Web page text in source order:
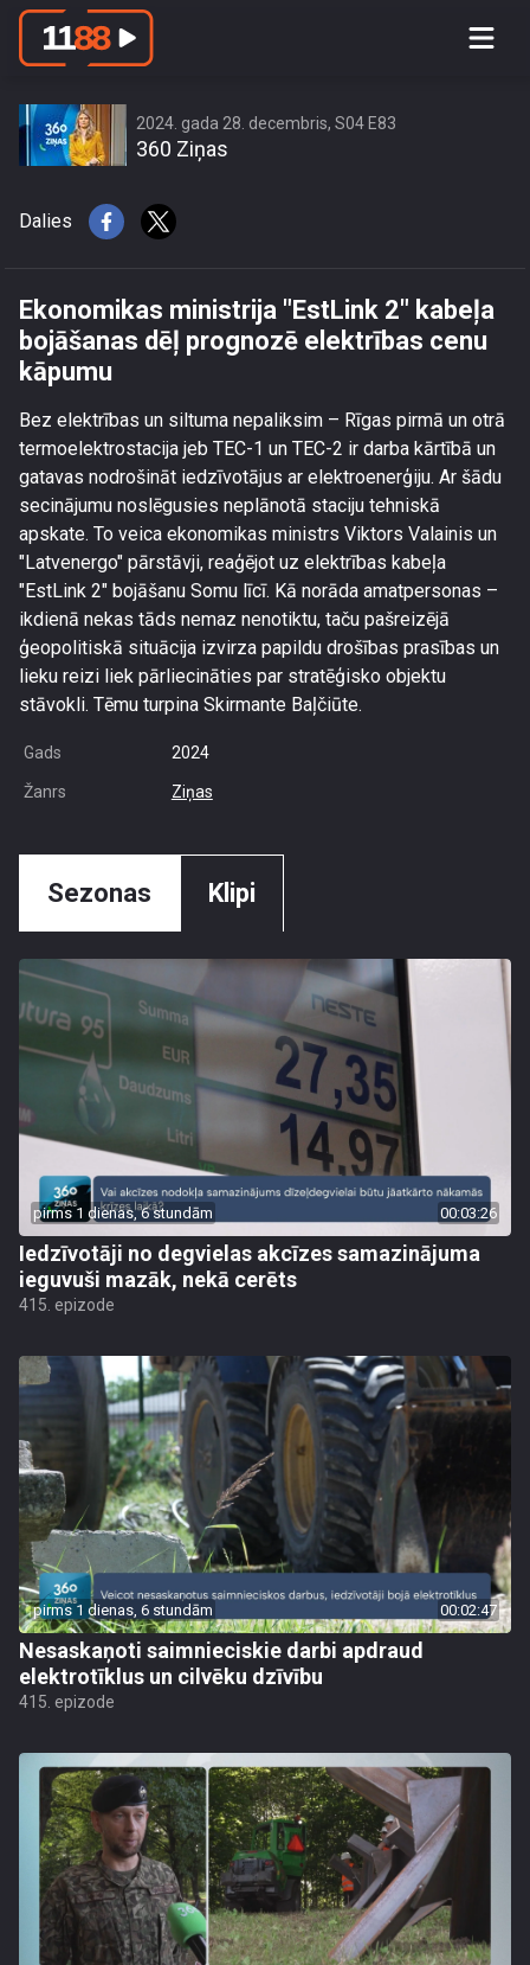
Ekonomikas ministrija \"EstLink 2\"
2024. gada 28. decembris, S04 E83
360 Ziņas
Dalies
Ekonomikas ministrija "EstLink 2" kabeļa
bojāšanas dēļ prognozē elektrības cenu
kāpumu
Bez elektrības un siltuma nepaliksim – Rīgas pirmā un otrā
termoelektrostacija jeb TEC-1 un TEC-2 ir darba kārtībā un
gatavas nodrošināt iedzīvotājus ar elektroenerģiju. Ar šādu
secinājumu noslēgusies neplānotā staciju tehniskā
apskate. To veica ekonomikas ministrs Viktors Valainis un
"Latvenergo" pārstāvji, reaģējot uz elektrības kabeļa
"EstLink 2" bojāšanu Somu līcī. Kā norāda amatpersonas –
ikdienā nekas tāds nemaz nenotiktu, taču pašreizējā
ģeopolitiskā situācija izvirza papildu drošības prasības un
lieku reizi liek pārliecināties par stratēģisko objektu
stāvokli. Tēmu turpina Skirmante Baļčiūte.
Gads 2024
Žanrs Ziņas
Sezonas Klipi
pirms 1 dienas, 6 stundām 00:03:26
Iedzīvotāji no degvielas akcīzes samazinājuma
ieguvuši mazāk, nekā cerēts
415. epizode
pirms 1 dienas, 6 stundām 00:02:47
Nesaskaņoti saimnieciskie darbi apdraud
elektrotīklus un cilvēku dzīvību
415. epizode